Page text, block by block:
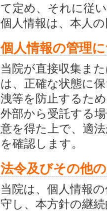
て定め、それに従
個人情報は、本人
個人情報の管理
当院が直接収集ま
は、正確な状態に
洩等を防止するた
外部から受託する
意を得た上で、適
を確認します。
法令及びその他
当院は、個人情報
守し、本方針の継